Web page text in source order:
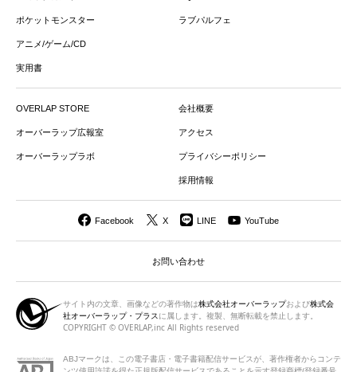
ポケットモンスター
アニメ/ゲーム/CD
実用書
ラブパルフェ
OVERLAP STORE
オーバーラップ広報室
オーバーラップラボ
会社概要
アクセス
プライバシーポリシー
採用情報
Facebook X LINE YouTube
お問い合わせ
サイト内の文章、画像などの著作物は株式会社オーバーラップおよび株式会
社オーバーラップ・プラスに属します。複製、無断転載を禁止します。
COPYRIGHT © OVERLAP,inc All Rights reserved
ABJマークは、この電子書店・電子書籍配信サービスが、著作権者からコンテ